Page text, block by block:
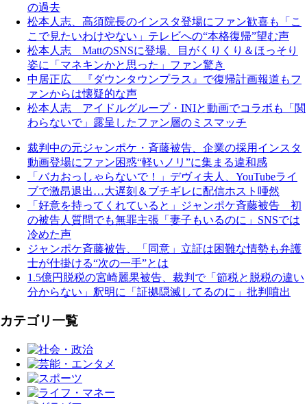
の過去
松本人志、高須院長のインスタ登場にファン歓喜も「こ
こで見たいわけやない」テレビへの“本格復帰”望む声
松本人志 MattのSNSに登場、目がくりくり＆ほっそり
姿に「マネキンかと思った」ファン驚き
中居正広 『ダウンタウンプラス』で復帰計画報道もフ
ァンからは懐疑的な声
松本人志 アイドルグループ・INIと動画でコラボも「関
わらないで」露呈したファン層のミスマッチ
裁判中の元ジャンポケ・斉藤被告、企業の採用インスタ
動画登場にファン困惑“軽いノリ”に集まる違和感
「バカおっしゃらないで！」デヴィ夫人、YouTubeライ
ブで激昂退出…大遅刻＆ブチギレに配信ホスト唖然
「好意を持ってくれていると」ジャンポケ斉藤被告 初
の被告人質問でも無罪主張「妻子もいるのに」SNSでは
冷めた声
ジャンポケ斉藤被告、「同意」立証は困難な情勢も弁護
士が仕掛ける“次の一手”とは
1.5億円脱税の宮崎麗果被告、裁判で「節税と脱税の違い
分からない」釈明に「証拠隠滅してるのに」批判噴出
カテゴリ一覧